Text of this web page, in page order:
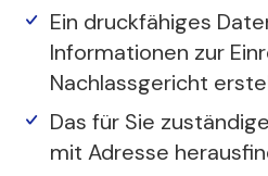
Ein druckfähiges
Informationen zur
Nachlassgericht
Das für Sie
mit Adresse